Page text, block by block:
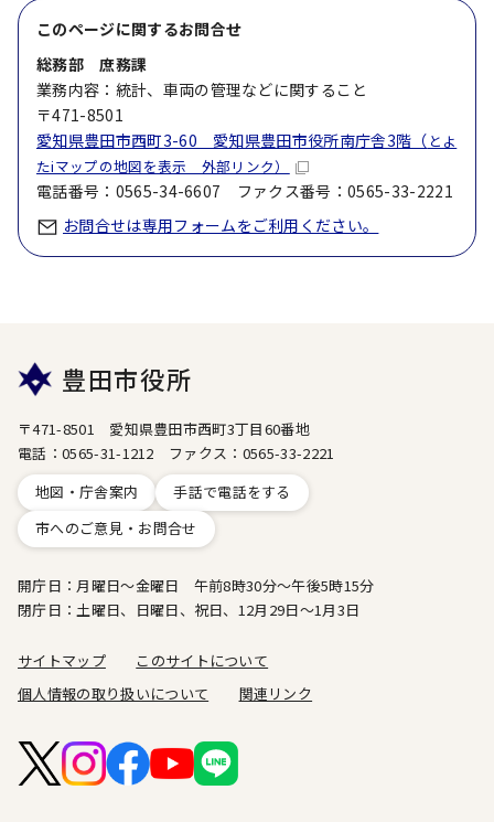
このページに関するお問合せ
総務部 庶務課
業務内容：統計、車両の管理などに関すること
〒471-8501
愛知県豊田市西町3-60 愛知県豊田市役所南庁舎3階（ とよ
たiマップの地図を表示 外部リンク）
電話番号：0565-34-6607 ファクス番号：0565-33-2221
お問合せは専用フォームをご利用ください。
豊田市役所
〒471-8501 愛知県豊田市西町3丁目60番地
電話：0565-31-1212 ファクス：0565-33-2221
地図・庁舎案内
手話で電話をする
市へのご意見・お問合せ
開庁日：月曜日～金曜日 午前8時30分～午後5時15分
閉庁日：土曜日、日曜日、祝日、12月29日～1月3日
サイトマップ
このサイトについて
個人情報の取り扱いについて
関連リンク